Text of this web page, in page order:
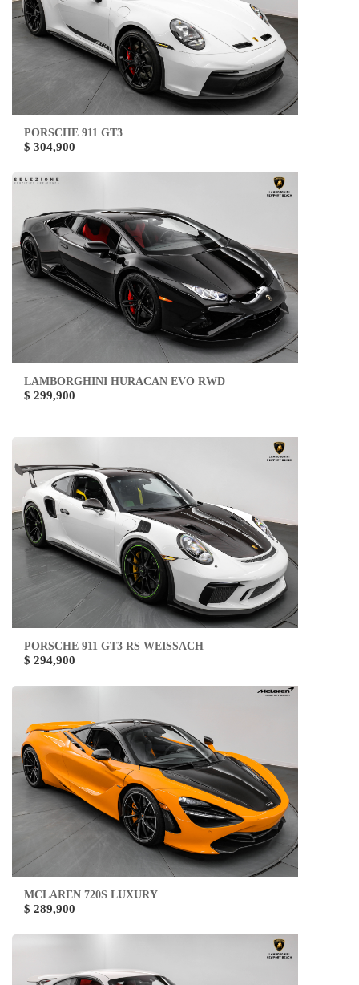
PORSCHE 911 GT3
$ 304,900
LAMBORGHINI HURACAN EVO RWD
$ 299,900
PORSCHE 911 GT3 RS WEISSACH
$ 294,900
MCLAREN 720S LUXURY
$ 289,900